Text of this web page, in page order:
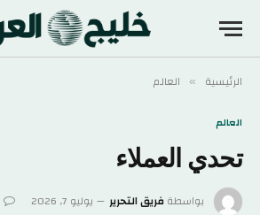
الرئيسية » العالم
العالم
تحدي العملاء
بواسطةفريق التحرير يوليو 7, 2026